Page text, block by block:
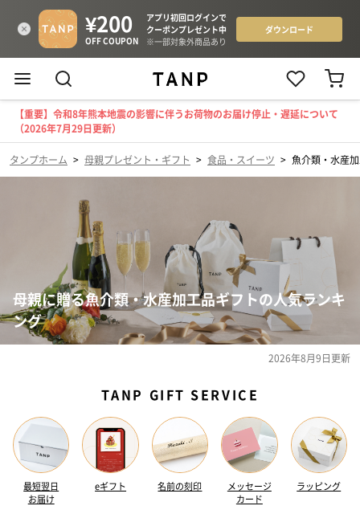
【重要】令和8年熊本地震の影響に伴うお荷物のお届け停止・遅延について
（2026年7月29日更新）
タンプホーム > 母親プレゼント・ギフト > 食品・スイーツ > 魚介類・水産
母親に贈る魚介類・水産加工品ギフトの人気ランキ
ング
2026年8月9日更新
TANP GIFT SERVICE
最短翌日
お届け
eギフト 名前の刻印
メッセージ
カード
ラッピング